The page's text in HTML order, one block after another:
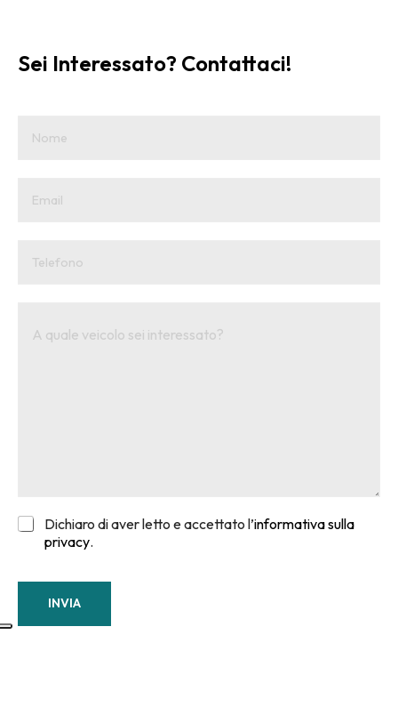
Sei Interessato? Contattaci!
Dichiaro di aver letto e accettato l’informativa sulla
privacy.
INVIA